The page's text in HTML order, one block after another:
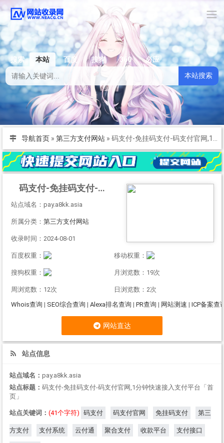
搜索 本站 百度 搜狗 360
必应
本站搜索
导航首页 » 第三方支付网站 »
码支付-免挂码支付-码支付官网,1分钟快速接入支付平台「首页」
站点域名：pay.a8kk.asia
所属分类： 第三方支付网站
收录时间：2024-08-01
百度权重： 移动权重：
搜狗权重： 月浏览数：19次
周浏览数：12次
日浏览数：2次
Whois查询 | SEO综合查询 | Alexa排名查询 | PR查询 | 网站测速 | ICP备案查
网站直达
站点信息
站点域名： pay.a8kk.asia
站点标题： 码支付-免挂码支付-码支付官网,1分钟快速接入支付平台「首
页」
站点关键词： (41个字符) 码支付 码支付官网 免挂码支付 第三
方支付 支付系统 云付通 聚合支付 收款平台 支付接口